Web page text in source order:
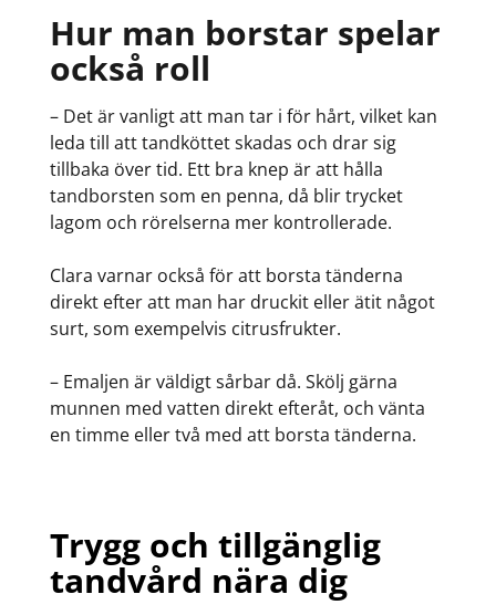
Hur man borstar spelar
också roll
– Det är vanligt att man tar i för hårt, vilket kan
leda till att tandköttet skadas och drar sig
tillbaka över tid. Ett bra knep är att hålla
tandborsten som en penna, då blir trycket
lagom och rörelserna mer kontrollerade.
Clara varnar också för att borsta tänderna
direkt efter att man har druckit eller ätit något
surt, som exempelvis citrusfrukter.
– Emaljen är väldigt sårbar då. Skölj gärna
munnen med vatten direkt efteråt, och vänta
en timme eller två med att borsta tänderna.
Trygg och tillgänglig
tandvård nära dig